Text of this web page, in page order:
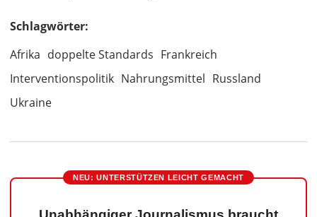
Schlagwörter:
Afrika doppelte Standards Frankreich
Interventionspolitik Nahrungsmittel Russland
Ukraine
NEU: UNTERSTÜTZEN LEICHT GEMACHT